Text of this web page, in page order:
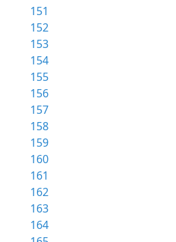
151
152
153
154
155
156
157
158
159
160
161
162
163
164